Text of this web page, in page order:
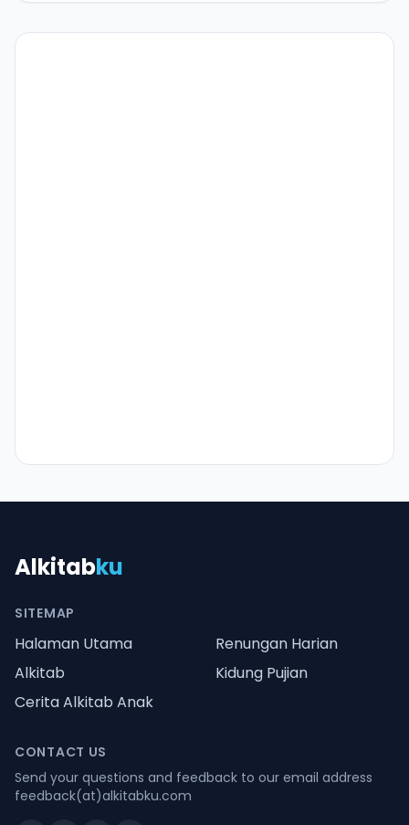
Alkitabku
SITEMAP
Halaman Utama
Renungan Harian
Alkitab
Kidung Pujian
Cerita Alkitab Anak
CONTACT US
Send your questions and feedback to our email address
feedback(at)alkitabku.com